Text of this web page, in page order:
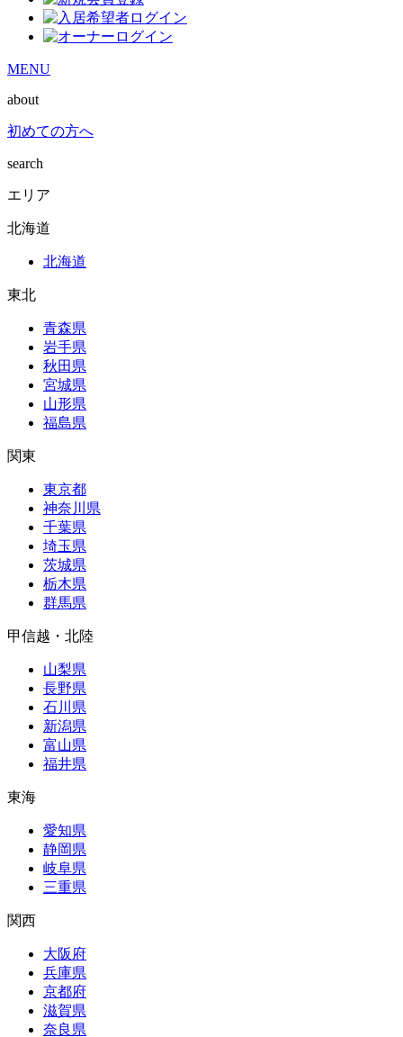
MENU
about
初めての方へ
search
エリア
北海道
北海道
東北
青森県
岩手県
秋田県
宮城県
山形県
福島県
関東
東京都
神奈川県
千葉県
埼玉県
茨城県
栃木県
群馬県
甲信越・北陸
山梨県
長野県
石川県
新潟県
富山県
福井県
東海
愛知県
静岡県
岐阜県
三重県
関西
大阪府
兵庫県
京都府
滋賀県
奈良県